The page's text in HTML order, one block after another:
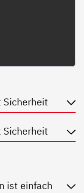
Sicherheit
Sicherheit
ist einfach